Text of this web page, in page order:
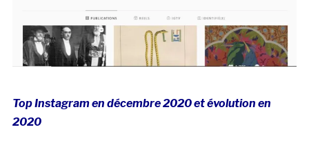
Top Instagram en décembre 2020 et évolution en
2020